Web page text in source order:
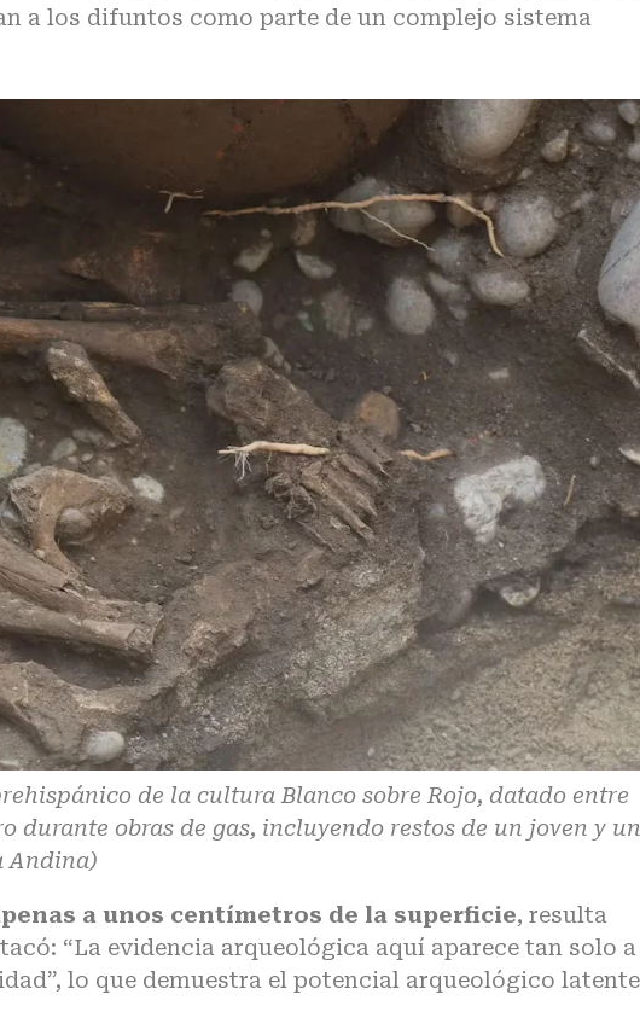
a los difuntos como parte de un complejo sistema
de la cultura Blanco sobre Rojo, datado entre
durante obras de gas, incluyendo restos de un joven y un
Andina)
a unos centímetros de la superficie, resulta
“La evidencia arqueológica aquí aparece tan solo a
lo que demuestra el potencial arqueológico